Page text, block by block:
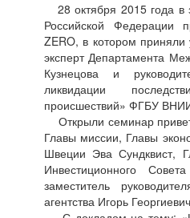
28 октября 2015 года в
Российской Федерации
ZERO, в котором приняли
эксперт Департамента
Кузнецова и
ликвидации
происшествий» ФГБУ
Открыли семинар
Главы миссии, Главы
Швеции Эва Сундквист,
Инвестиционного
заместитель
агентства Игорь